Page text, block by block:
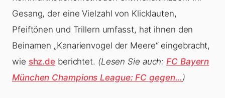
Gesang, der eine Vielzahl von Klicklauten,
Pfeiftönen und Trillern umfasst, hat ihnen den
Beinamen „Kanarienvogel der Meere“ eingebracht,
wie shz.de berichtet. (Lesen Sie auch:FC Bayern
München Champions League: FC gegen…)